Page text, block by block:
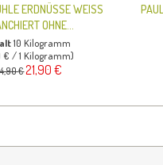
ERDNÜSSE WEISS
OHNE...
10 Kilogramm
€ / 1 Kilogramm)
€21,90 €